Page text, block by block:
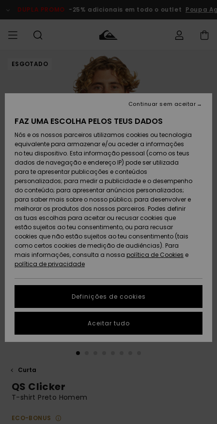
do
DUPLA PROMO -25% adicionais em todo o outlet Poupa
HOMEM Roupas
Calçado e
chinelos
Surfe/água
Snow
Artigos
recém-
chegados
Coleções
MENINO
Roupas
Calçado e
chinelos
Surfe/água
Neve
Artigos
recém-
chegados
Highlights
MULHER
Shop
chegados
Highlights
Snow
SURF
Surf Shop
Homem
Crianças
Highlights
Community
SNOW
Artigos
Neve
Homem
Artigos
Criança
Snow Shop
Feminino
Highlights
Community
DUPLA
PROMO
Outlet
Homem
Criança
Outlet
Mulher
AJUDA
Acede à tua
encomenda
Devoluções
Pagamento
Cartão
presente
Quiksilver
Freedom
Protecção de
dados
Guia de
tamanhos
conversa para
obteres a
resposta mais
SUSTAINABILITY
PRESENTE
DESEJO
ESGOTADO
Curta
QS Clicker
T-shirt Preto Homem
ECO-BONUS
FAZ UMA ESCOLHA PELOS TEUS DADOS
Nós e os nossos parceiros utilizamos cookies ou tecnologia
equivalente para armazenar e/ou aceder a informações
no teu dispositivo. Esta informação pessoal (como os teus
dados de navegação e endereço IP) pode ser utilizada
para te apresentar publicações e conteúdos
personalizados; para medir a publicidade e o desempenho
do conteúdo; para apresentar anúncios personalizados;
para saber mais sobre o nosso público; para desenvolver e
melhorar os produtos dos nossos parceiros. Podes definir
as tuas escolhas para aceitar ou recusar cookies que
estão sujeitos ao teu consentimento, ou para recusar
cookies que não estão sujeitos ao teu consentimento (tais
como certos cookies de medição de audiências). Para
mais informações, consulta a nossa política de Cookies e
política de privacidade
Definições de cookies
Continuar sem aceitar
Aceitar tudo